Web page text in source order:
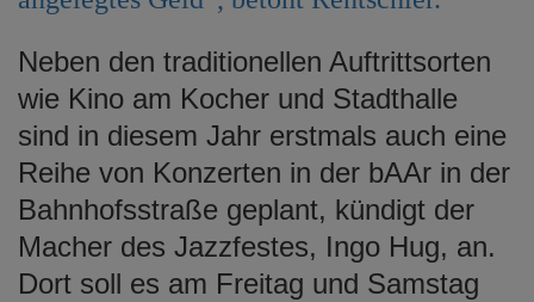
Neben den traditionellen Auftrittsorten
wie Kino am Kocher und Stadthalle
sind in diesem Jahr erstmals auch eine
Reihe von Konzerten in der bAAr in der
Bahnhofsstraße geplant, kündigt der
Macher des Jazzfestes, Ingo Hug, an.
Dort soll es am Freitag und Samstag